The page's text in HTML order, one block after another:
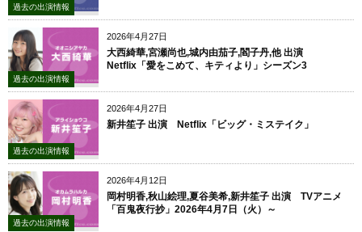
過去の出演情報
2026年4月27日
過去の出演情報
大西綺華,宮瀬尚也,城内由茄子,閻子丹,他 出演
Netflix「愛をこめて、キティより」シーズン3
2026年4月27日
過去の出演情報
新井笙子 出演 Netflix「ビッグ・ミステイク」
2026年4月12日
過去の出演情報
岡村明香,秋山絵理,夏谷美希,新井笙子 出演 TVアニメ
「百鬼夜行抄」2026年4月7日（火）～